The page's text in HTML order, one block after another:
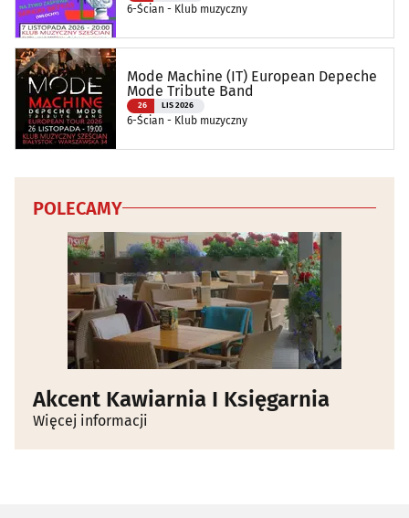
6-Ścian - Klub muzyczny
Mode Machine (IT) European Depeche
Mode Tribute Band
26 LIS 2026
6-Ścian - Klub muzyczny
POLECAMY
Akcent Kawiarnia I Księgarnia
Więcej informacji